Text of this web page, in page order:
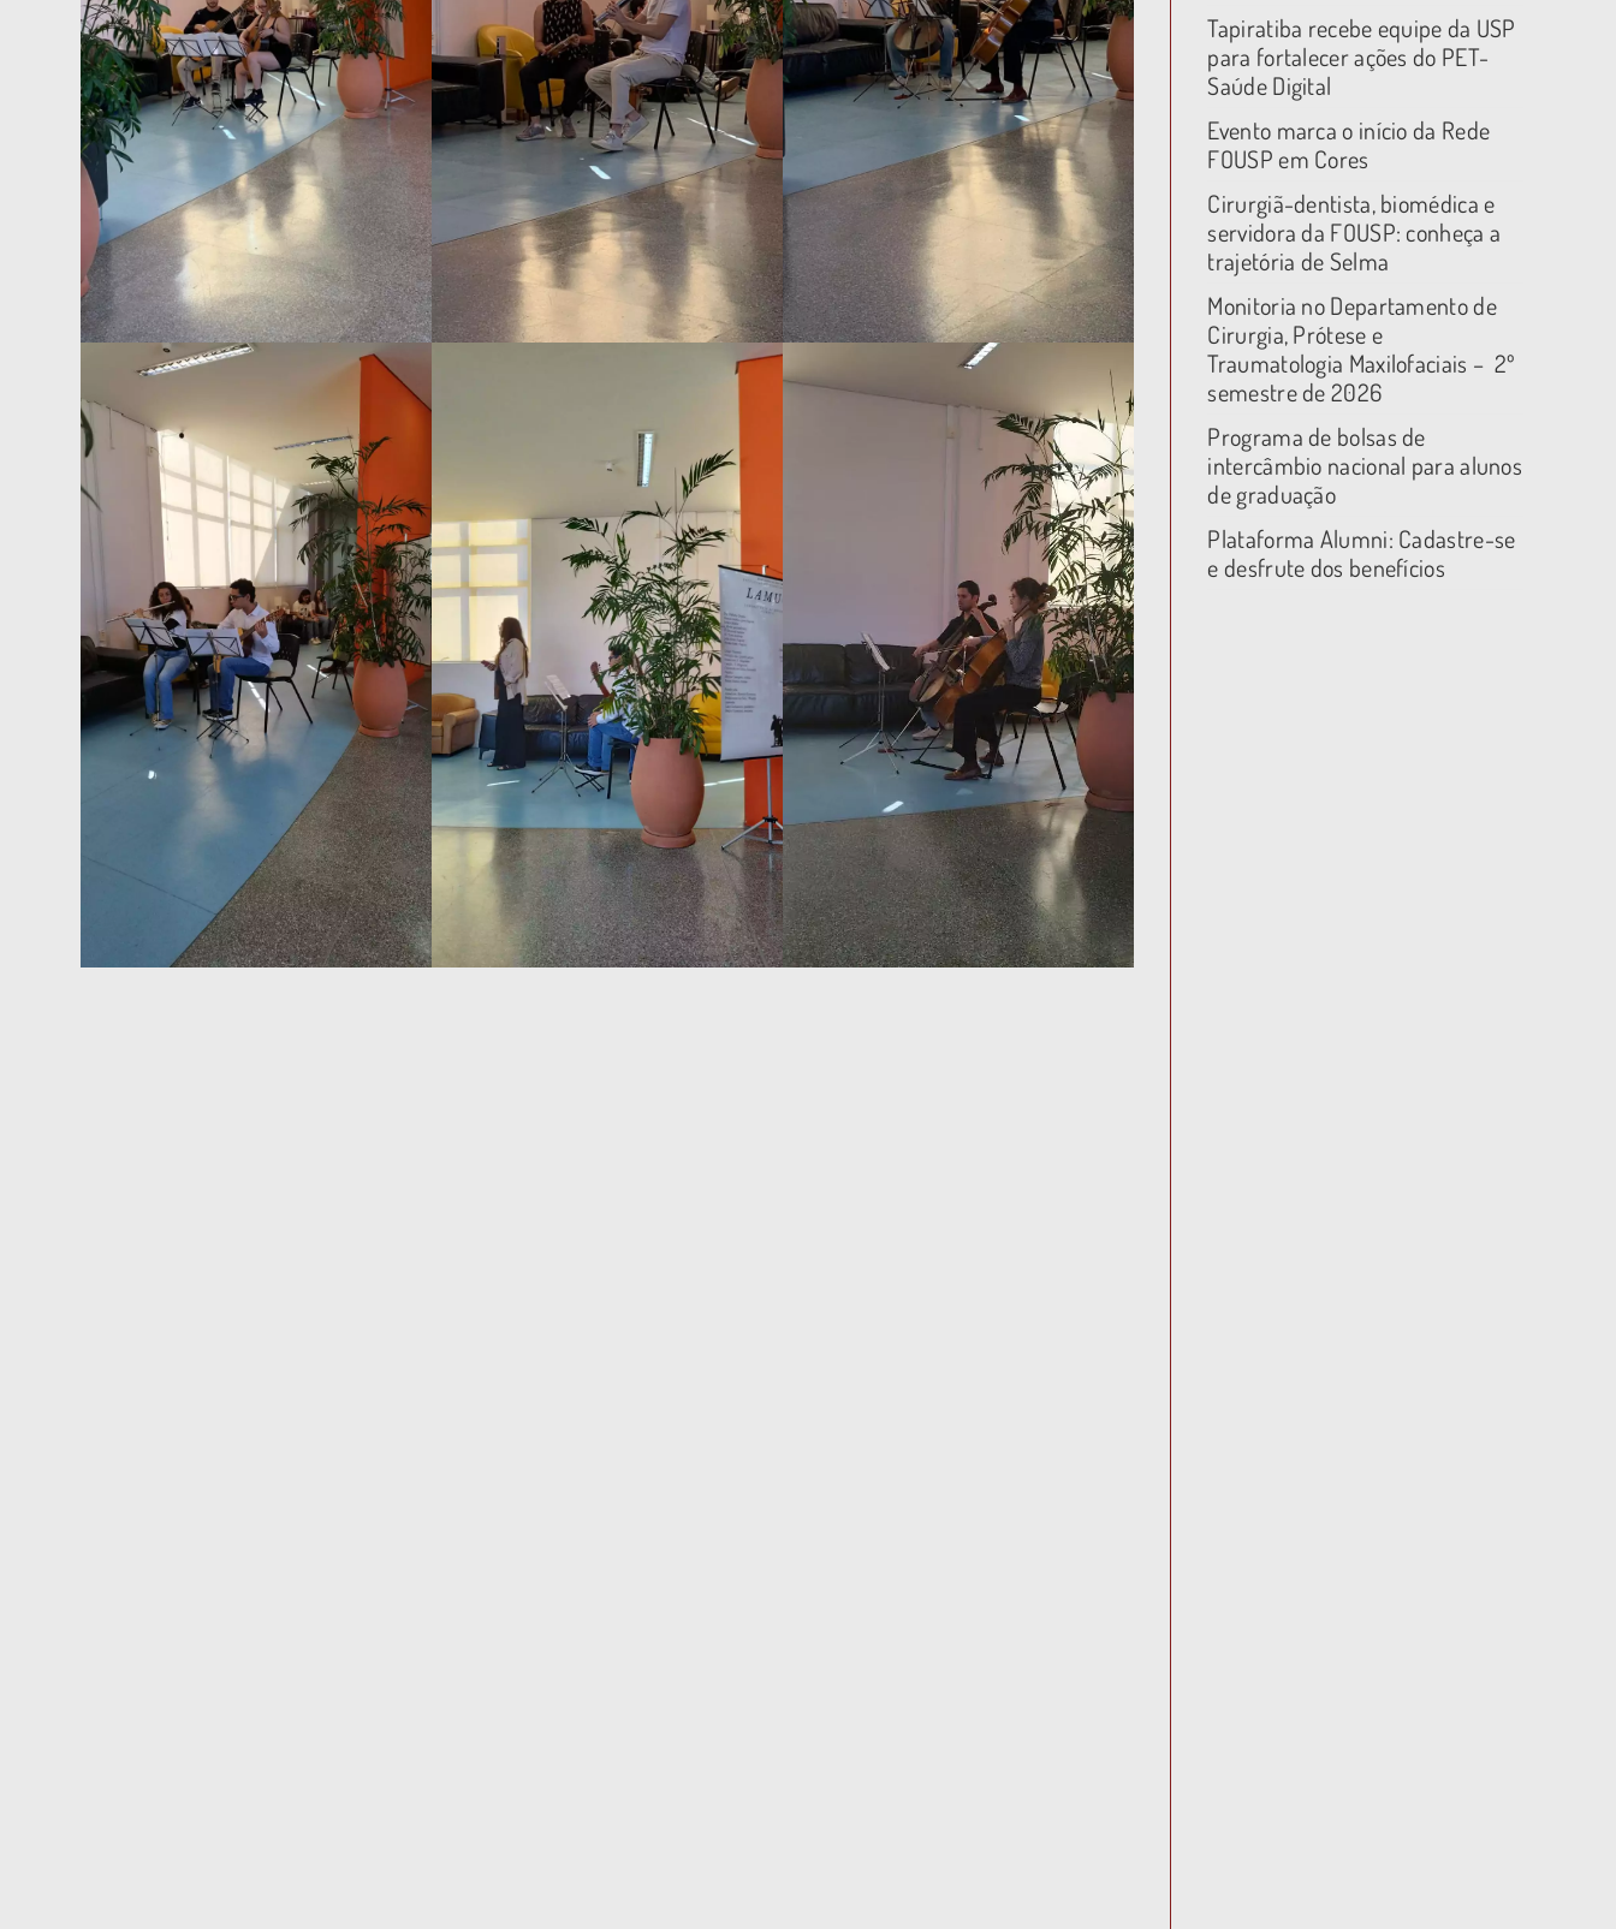
Tapiratiba recebe equipe da USP
para fortalecer ações do PET-
Saúde Digital
Evento marca o início da Rede
FOUSP em Cores
Cirurgiã-dentista, biomédica e
servidora da FOUSP: conheça a
trajetória de Selma
Monitoria no Departamento de
Cirurgia, Prótese e
Traumatologia Maxilofaciais – 2º
semestre de 2026
Programa de bolsas de
intercâmbio nacional para alunos
de graduação
Plataforma Alumni: Cadastre-se
e desfrute dos benefícios